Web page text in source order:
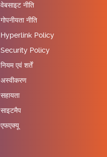
वेबसाइट नीति
गोपनीयता नीति
Hyperlink Policy
Security Policy
नियम एवं शर्तें
अस्वीकरण
सहायता
साइटमैप
एफएक्यू